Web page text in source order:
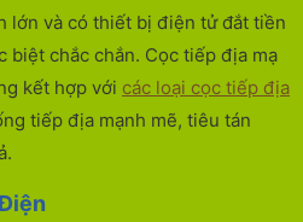
lớn và có thiết bị điện tử đắt tiền
biệt chắc chắn. Cọc tiếp địa mạ
kết hợp với các loại cọc tiếp địa
tiếp địa mạnh mẽ, tiêu tán